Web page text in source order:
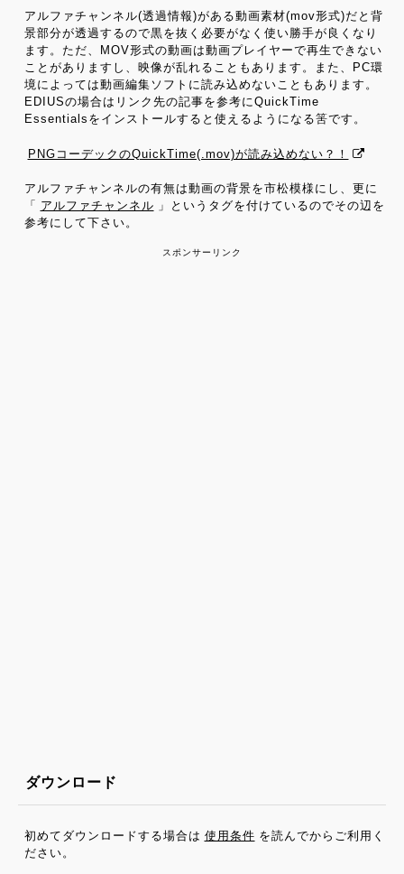
アルファチャンネル(透過情報)がある動画素材(mov形式)だと背
景部分が透過するので黒を抜く必要がなく使い勝手が良くなり
ます。ただ、MOV形式の動画は動画プレイヤーで再生できない
ことがありますし、映像が乱れることもあります。また、PC環
境によっては動画編集ソフトに読み込めないこともあります。
EDIUSの場合はリンク先の記事を参考にQuickTime
Essentialsをインストールすると使えるようになる筈です。
PNGコーデックのQuickTime(.mov)が読み込めない？！
アルファチャンネルの有無は動画の背景を市松模様にし、更に
「
アルファチャンネル 」というタグを付けているのでその辺を
参考にして下さい。
ダウンロード
初めてダウンロードする場合は 使用条件 を読んでからご利用く
ださい。